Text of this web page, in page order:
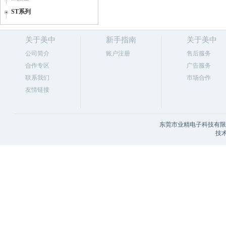
ST系列
关于美中
公司简介
合作专区
联系我们
友情链接
新手指南
账户注册
关于美中
售后服务
广告服务
市场合作
东莞市业精电子科技有
技